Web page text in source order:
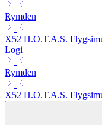
Rymden
X52 H.O.T.A.S.
Logi
Rymden
X52 H.O.T.A.S.